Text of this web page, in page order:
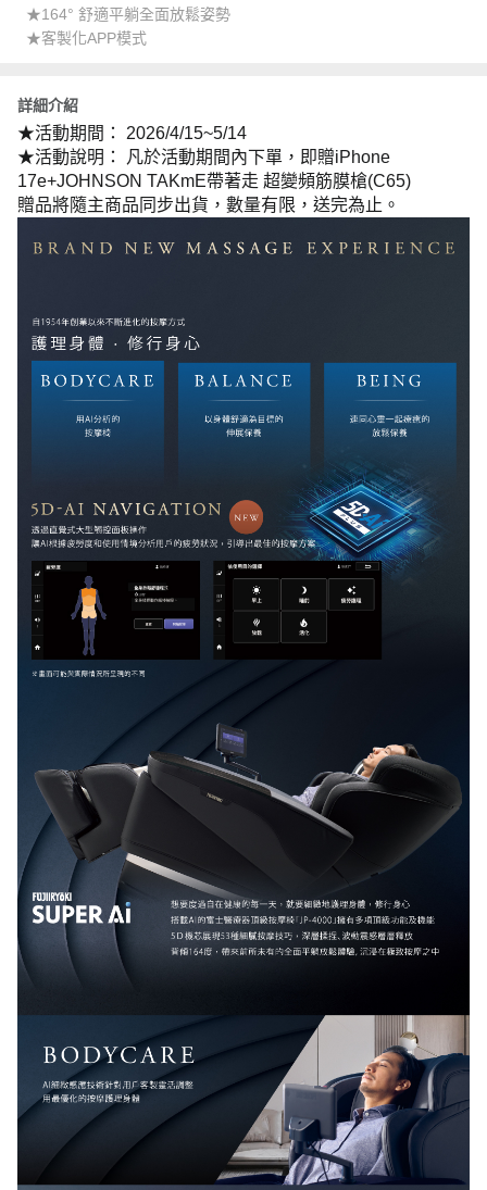
★164° 舒適平躺全面放鬆姿勢
★客製化APP模式
詳細介紹
★活動期間：
2026/4/15~5/14
★活動說明：
凡於活動期間內下單，即贈iPhone
17e+JOHNSON TAKmE帶著走 超變頻筋膜槍(C65)
贈品將隨主商品同步出貨，數量有限，送完為止。